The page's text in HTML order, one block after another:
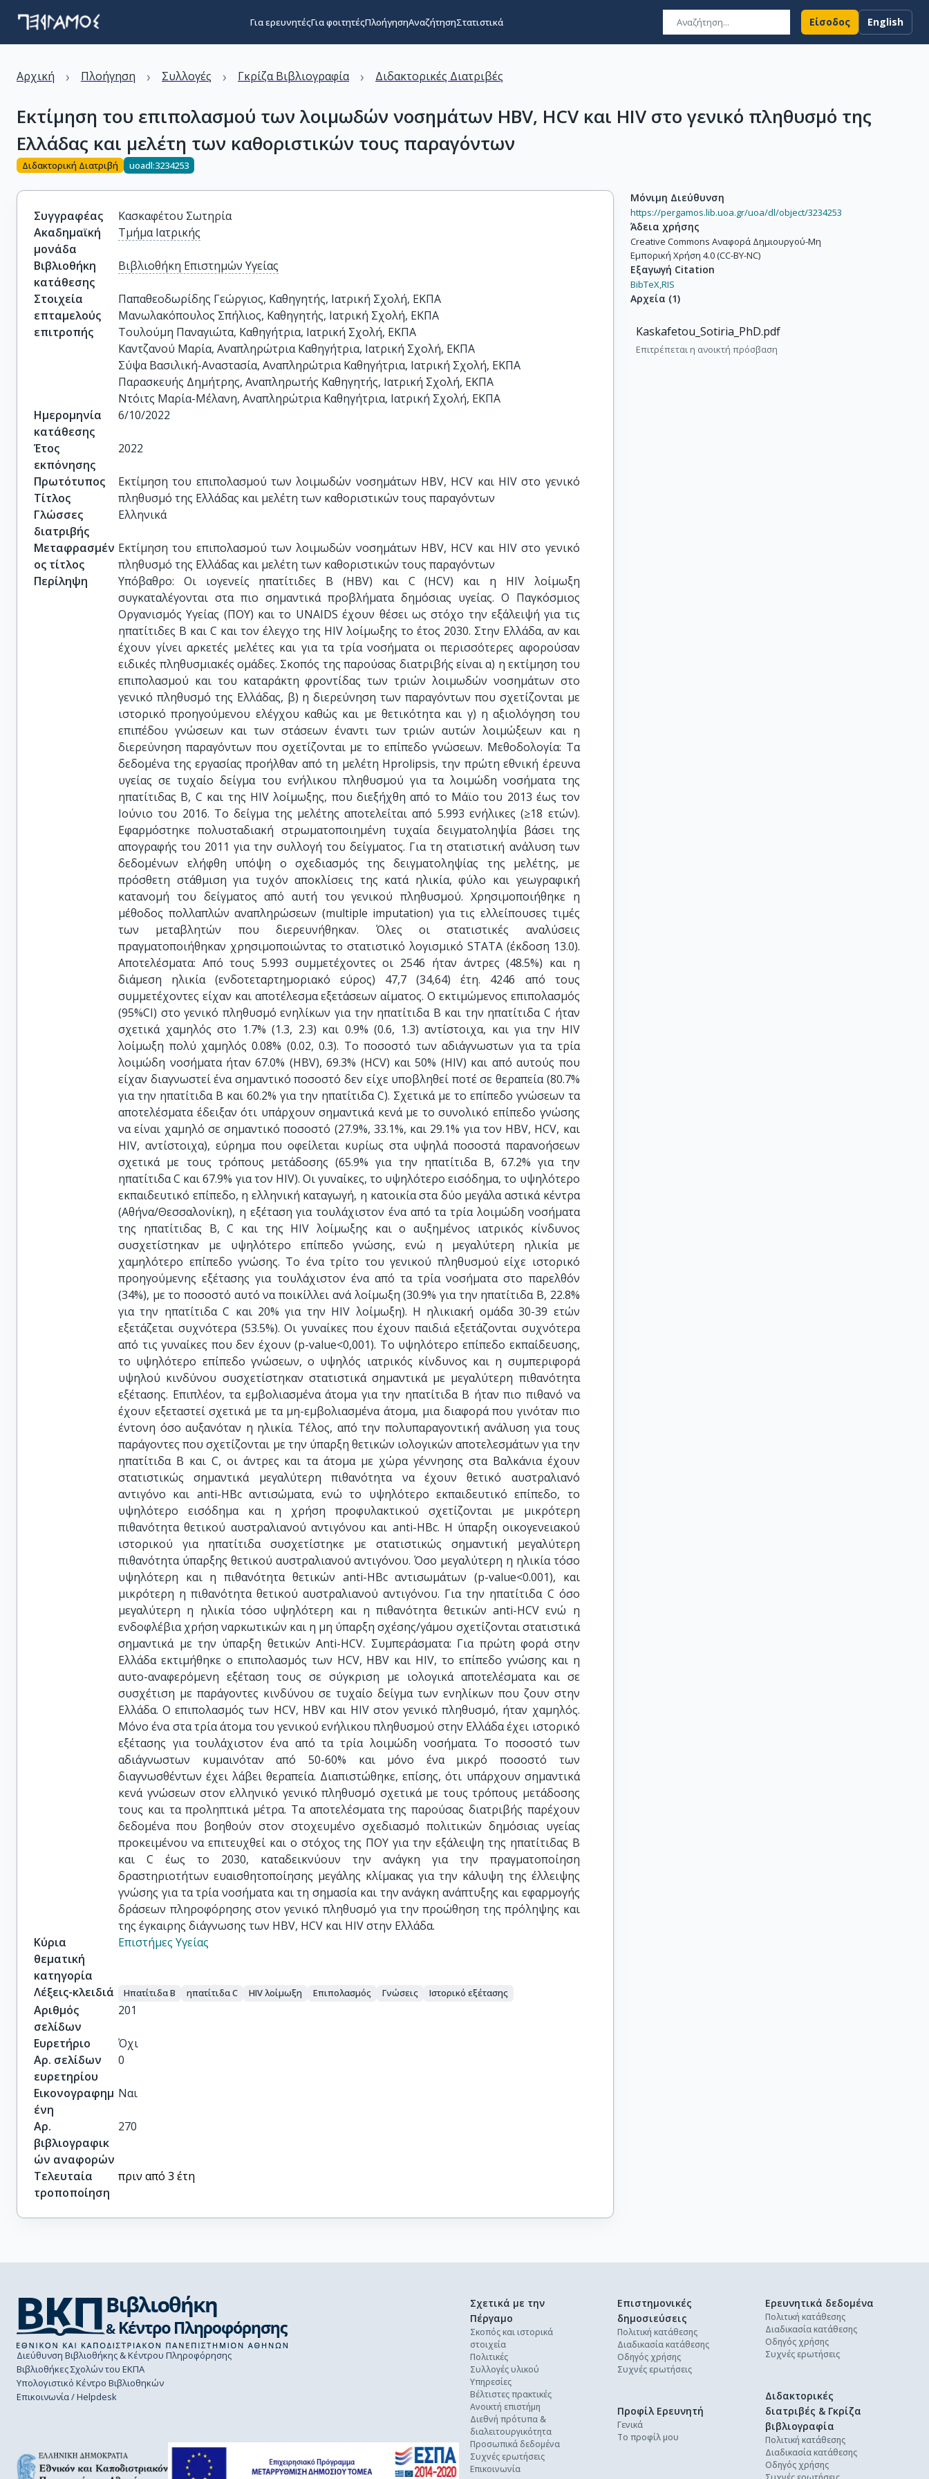
Για ερευνητέςΓια φοιτητέςΠλοήγησηΑναζήτησηΣτατιστικά Είσοδος English
Αρχική › Πλοήγηση › Συλλογές › Γκρίζα Βιβλιογραφία › Διδακτορικές Διατριβές
Εκτίμηση του επιπολασμού των λοιμωδών νοσημάτων HBV, HCV και HIV στο γενικό πληθυσμό της
Ελλάδας και μελέτη των καθοριστικών τους παραγόντων
Διδακτορική Διατριβή uoadl:3234253
Συγγραφέας
Κασκαφέτου Σωτηρία
Ακαδημαϊκή
μονάδα
Τμήμα Ιατρικής
Βιβλιοθήκη
κατάθεσης
Βιβλιοθήκη Επιστημών Υγείας
Στοιχεία
επταμελούς
επιτροπής
Παπαθεοδωρίδης Γεώργιος, Καθηγητής, Ιατρική Σχολή, ΕΚΠΑ
Μανωλακόπουλος Σπήλιος, Καθηγητής, Ιατρική Σχολή, ΕΚΠΑ
Τουλούμη Παναγιώτα, Καθηγήτρια, Ιατρική Σχολή, ΕΚΠΑ
Καντζανού Μαρία, Αναπληρώτρια Καθηγήτρια, Ιατρική Σχολή, ΕΚΠΑ
Σύψα Βασιλική-Αναστασία, Αναπληρώτρια Καθηγήτρια, Ιατρική Σχολή, ΕΚΠΑ
Παρασκευής Δημήτρης, Αναπληρωτής Καθηγητής, Ιατρική Σχολή, ΕΚΠΑ
Ντόιτς Μαρία-Μέλανη, Αναπληρώτρια Καθηγήτρια, Ιατρική Σχολή, ΕΚΠΑ
Ημερομηνία
κατάθεσης
6/10/2022
Έτος
εκπόνησης
2022
Πρωτότυπος
Τίτλος
Εκτίμηση του επιπολασμού των λοιμωδών νοσημάτων HBV, HCV και HIV στο γενικό
πληθυσμό της Ελλάδας και μελέτη των καθοριστικών τους παραγόντων
Γλώσσες
διατριβής
Ελληνικά
Μεταφρασμέν
ος τίτλος
Εκτίμηση του επιπολασμού των λοιμωδών νοσημάτων HBV, HCV και HIV στο γενικό
πληθυσμό της Ελλάδας και μελέτη των καθοριστικών τους παραγόντων
Περίληψη
Υπόβαθρο: Οι ιογενείς ηπατίτιδες Β (HBV) και C (HCV) και η HIV λοίμωξη
συγκαταλέγονται στα πιο σημαντικά προβλήματα δημόσιας υγείας. Ο Παγκόσμιος
Οργανισμός Υγείας (ΠΟΥ) και το UNAIDS έχουν θέσει ως στόχο την εξάλειψή για τις
ηπατίτιδες Β και C και τον έλεγχο της HIV λοίμωξης το έτος 2030. Στην Ελλάδα, αν και
έχουν γίνει αρκετές μελέτες και για τα τρία νοσήματα οι περισσότερες αφορούσαν
ειδικές πληθυσμιακές ομάδες. Σκοπός της παρούσας διατριβής είναι α) η εκτίμηση του
επιπολασμού και του καταράκτη φροντίδας των τριών λοιμωδών νοσημάτων στο
γενικό πληθυσμό της Ελλάδας, β) η διερεύνηση των παραγόντων που σχετίζονται με
ιστορικό προηγούμενου ελέγχου καθώς και με θετικότητα και γ) η αξιολόγηση του
επιπέδου γνώσεων και των στάσεων έναντι των τριών αυτών λοιμώξεων και η
διερεύνηση παραγόντων που σχετίζονται με το επίπεδο γνώσεων. Μεθοδολογία: Τα
δεδομένα της εργασίας προήλθαν από τη μελέτη Hprolipsis, την πρώτη εθνική έρευνα
υγείας σε τυχαίο δείγμα του ενήλικου πληθυσμού για τα λοιμώδη νοσήματα της
ηπατίτιδας Β, C και της HIV λοίμωξης, που διεξήχθη από το Μάϊο του 2013 έως τον
Ιούνιο του 2016. Το δείγμα της μελέτης αποτελείται από 5.993 ενήλικες (≥18 ετών).
Εφαρμόστηκε πολυσταδιακή στρωματοποιημένη τυχαία δειγματοληψία βάσει της
απογραφής του 2011 για την συλλογή του δείγματος. Για τη στατιστική ανάλυση των
δεδομένων ελήφθη υπόψη ο σχεδιασμός της δειγματοληψίας της μελέτης, με
πρόσθετη στάθμιση για τυχόν αποκλίσεις της κατά ηλικία, φύλο και γεωγραφική
κατανομή του δείγματος από αυτή του γενικού πληθυσμού. Χρησιμοποιήθηκε η
μέθοδος πολλαπλών αναπληρώσεων (multiple imputation) για τις ελλείπουσες τιμές
των μεταβλητών που διερευνήθηκαν. Όλες οι στατιστικές αναλύσεις
πραγματοποιήθηκαν χρησιμοποιώντας το στατιστικό λογισμικό STATA (έκδοση 13.0).
Αποτελέσματα: Από τους 5.993 συμμετέχοντες οι 2546 ήταν άντρες (48.5%) και η
διάμεση ηλικία (ενδοτεταρτημοριακό εύρος) 47,7 (34,64) έτη. 4246 από τους
συμμετέχοντες είχαν και αποτέλεσμα εξετάσεων αίματος. Ο εκτιμώμενος επιπολασμός
(95%CI) στο γενικό πληθυσμό ενηλίκων για την ηπατίτιδα Β και την ηπατίτιδα C ήταν
σχετικά χαμηλός στο 1.7% (1.3, 2.3) και 0.9% (0.6, 1.3) αντίστοιχα, και για την HIV
λοίμωξη πολύ χαμηλός 0.08% (0.02, 0.3). Το ποσοστό των αδιάγνωστων για τα τρία
λοιμώδη νοσήματα ήταν 67.0% (HBV), 69.3% (HCV) και 50% (HIV) και από αυτούς που
είχαν διαγνωστεί ένα σημαντικό ποσοστό δεν είχε υποβληθεί ποτέ σε θεραπεία (80.7%
για την ηπατίτιδα Β και 60.2% για την ηπατίτιδα C). Σχετικά με το επίπεδο γνώσεων τα
αποτελέσματα έδειξαν ότι υπάρχουν σημαντικά κενά με το συνολικό επίπεδο γνώσης
να είναι χαμηλό σε σημαντικό ποσοστό (27.9%, 33.1%, και 29.1% για τον HBV, HCV, και
HIV, αντίστοιχα), εύρημα που οφείλεται κυρίως στα υψηλά ποσοστά παρανοήσεων
σχετικά με τους τρόπους μετάδοσης (65.9% για την ηπατίτιδα Β, 67.2% για την
ηπατίτιδα C και 67.9% για τον HIV). Οι γυναίκες, το υψηλότερο εισόδημα, το υψηλότερο
εκπαιδευτικό επίπεδο, η ελληνική καταγωγή, η κατοικία στα δύο μεγάλα αστικά κέντρα
(Αθήνα/Θεσσαλονίκη), η εξέταση για τουλάχιστον ένα από τα τρία λοιμώδη νοσήματα
της ηπατίτιδας Β, C και της HIV λοίμωξης και ο αυξημένος ιατρικός κίνδυνος
συσχετίστηκαν με υψηλότερο επίπεδο γνώσης, ενώ η μεγαλύτερη ηλικία με
χαμηλότερο επίπεδο γνώσης. Το ένα τρίτο του γενικού πληθυσμού είχε ιστορικό
προηγούμενης εξέτασης για τουλάχιστον ένα από τα τρία νοσήματα στο παρελθόν
(34%), με το ποσοστό αυτό να ποικίλλει ανά λοίμωξη (30.9% για την ηπατίτιδα Β, 22.8%
για την ηπατίτιδα C και 20% για την HIV λοίμωξη). Η ηλικιακή ομάδα 30-39 ετών
εξετάζεται συχνότερα (53.5%). Οι γυναίκες που έχουν παιδιά εξετάζονται συχνότερα
από τις γυναίκες που δεν έχουν (p-value<0,001). Το υψηλότερο επίπεδο εκπαίδευσης,
το υψηλότερο επίπεδο γνώσεων, ο υψηλός ιατρικός κίνδυνος και η συμπεριφορά
υψηλού κινδύνου συσχετίστηκαν στατιστικά σημαντικά με μεγαλύτερη πιθανότητα
εξέτασης. Επιπλέον, τα εμβολιασμένα άτομα για την ηπατίτιδα Β ήταν πιο πιθανό να
έχουν εξεταστεί σχετικά με τα μη-εμβολιασμένα άτομα, μια διαφορά που γινόταν πιο
έντονη όσο αυξανόταν η ηλικία. Τέλος, από την πολυπαραγοντική ανάλυση για τους
παράγοντες που σχετίζονται με την ύπαρξη θετικών ιολογικών αποτελεσμάτων για την
ηπατίτιδα Β και C, οι άντρες και τα άτομα με χώρα γέννησης στα Βαλκάνια έχουν
στατιστικώς σημαντικά μεγαλύτερη πιθανότητα να έχουν θετικό αυστραλιανό
αντιγόνο και anti-HBc αντισώματα, ενώ το υψηλότερο εκπαιδευτικό επίπεδο, το
υψηλότερο εισόδημα και η χρήση προφυλακτικού σχετίζονται με μικρότερη
πιθανότητα θετικού αυστραλιανού αντιγόνου και anti-HBc. Η ύπαρξη οικογενειακού
ιστορικού για ηπατίτιδα συσχετίστηκε με στατιστικώς σημαντική μεγαλύτερη
πιθανότητα ύπαρξης θετικού αυστραλιανού αντιγόνου. Όσο μεγαλύτερη η ηλικία τόσο
υψηλότερη και η πιθανότητα θετικών anti-HBc αντισωμάτων (p-value<0.001), και
μικρότερη η πιθανότητα θετικού αυστραλιανού αντιγόνου. Για την ηπατίτιδα C όσο
μεγαλύτερη η ηλικία τόσο υψηλότερη και η πιθανότητα θετικών anti-HCV ενώ η
ενδοφλέβια χρήση ναρκωτικών και η μη ύπαρξη σχέσης/γάμου σχετίζονται στατιστικά
σημαντικά με την ύπαρξη θετικών Anti-HCV. Συμπεράσματα: Για πρώτη φορά στην
Ελλάδα εκτιμήθηκε ο επιπολασμός των HCV, HBV και HIV, το επίπεδο γνώσης και η
αυτο-αναφερόμενη εξέταση τους σε σύγκριση με ιολογικά αποτελέσματα και σε
συσχέτιση με παράγοντες κινδύνου σε τυχαίο δείγμα των ενηλίκων που ζουν στην
Ελλάδα. Ο επιπολασμός των HCV, HBV και HIV στον γενικό πληθυσμό, ήταν χαμηλός.
Μόνο ένα στα τρία άτομα του γενικού ενήλικου πληθυσμού στην Ελλάδα έχει ιστορικό
εξέτασης για τουλάχιστον ένα από τα τρία λοιμώδη νοσήματα. Το ποσοστό των
αδιάγνωστων κυμαινόταν από 50-60% και μόνο ένα μικρό ποσοστό των
διαγνωσθέντων έχει λάβει θεραπεία. Διαπιστώθηκε, επίσης, ότι υπάρχουν σημαντικά
κενά γνώσεων στον ελληνικό γενικό πληθυσμό σχετικά με τους τρόπους μετάδοσης
τους και τα προληπτικά μέτρα. Τα αποτελέσματα της παρούσας διατριβής παρέχουν
δεδομένα που βοηθούν στον στοχευμένο σχεδιασμό πολιτικών δημόσιας υγείας
προκειμένου να επιτευχθεί και ο στόχος της ΠΟΥ για την εξάλειψη της ηπατίτιδας Β
και C έως το 2030, καταδεικνύουν την ανάγκη για την πραγματοποίηση
δραστηριοτήτων ευαισθητοποίησης μεγάλης κλίμακας για την κάλυψη της έλλειψης
γνώσης για τα τρία νοσήματα και τη σημασία και την ανάγκη ανάπτυξης και εφαρμογής
δράσεων πληροφόρησης στον γενικό πληθυσμό για την προώθηση της πρόληψης και
της έγκαιρης διάγνωσης των HBV, HCV και HIV στην Ελλάδα.
Κύρια
θεματική
κατηγορία
Επιστήμες Υγείας
Λέξεις-κλειδιά Hπατίτιδα B ηπατίτιδα C HIV λοίμωξη Επιπολασμός Γνώσεις Ιστορικό εξέτασης
Αριθμός
σελίδων
201
Ευρετήριο
Όχι
Αρ. σελίδων
ευρετηρίου
0
Εικονογραφημ
ένη
Ναι
Αρ.
βιβλιογραφικ
ών αναφορών
270
Τελευταία
τροποποίηση
πριν από 3 έτη
Μόνιμη Διεύθυνση
https://pergamos.lib.uoa.gr/uoa/dl/object/3234253
Άδεια χρήσης
Creative Commons Αναφορά Δημιουργού-Μη
Εμπορική Χρήση 4.0 (CC-BY-NC)
Εξαγωγή Citation
BibTeX,RIS
Αρχεία (1)
Kaskafetou_Sotiria_PhD.pdf
Επιτρέπεται η ανοικτή πρόσβαση
Διεύθυνση Βιβλιοθήκης & Κέντρου Πληροφόρησης
Βιβλιοθήκες Σχολών του ΕΚΠΑ
Υπολογιστικό Κέντρο Βιβλιοθηκών
Επικοινωνία / Helpdesk
Σχετικά με την
Πέργαμο
Σκοπός και ιστορικά
στοιχεία
Πολιτικές
Συλλογές υλικού
Υπηρεσίες
Βέλτιστες πρακτικές
Ανοικτή επιστήμη
Διεθνή πρότυπα &
διαλειτουργικότητα
Προσωπικά δεδομένα
Συχνές ερωτήσεις
Επικοινωνία
Επιστημονικές
δημοσιεύσεις
Πολιτική κατάθεσης
Διαδικασία κατάθεσης
Οδηγός χρήσης
Συχνές ερωτήσεις
Ερευνητικά δεδομένα
Πολιτική κατάθεσης
Διαδικασία κατάθεσης
Οδηγός χρήσης
Συχνές ερωτήσεις
Διδακτορικές
διατριβές & Γκρίζα
βιβλιογραφία
Πολιτική κατάθεσης
Διαδικασία κατάθεσης
Οδηγός χρήσης
Προφίλ Ερευνητή
Γενικά
Το προφίλ μου